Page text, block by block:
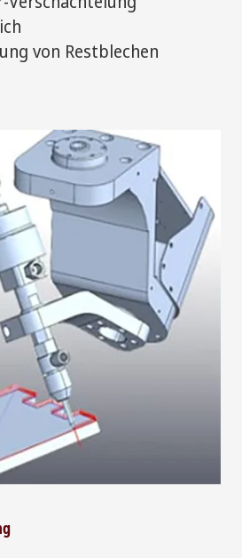
von Restblechen